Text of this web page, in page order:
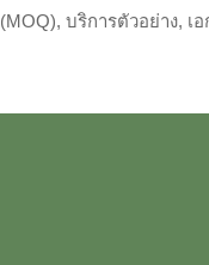
บริการตัวอย่าง, เอ